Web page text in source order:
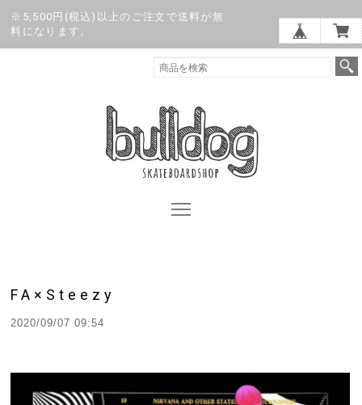
※5,500円(税込)以上のご注文で送料が無
料になります。
FA×Steezy
2020/09/07 09:54